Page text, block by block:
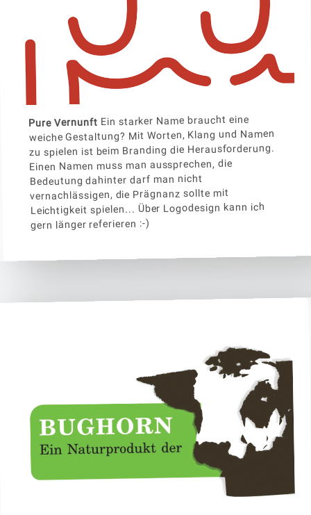
Pure Vernunft Ein starker Name braucht eine
weiche Gestaltung? Mit Worten, Klang und Namen
zu spielen ist beim Branding die Herausforderung.
Einen Namen muss man aussprechen, die
Bedeutung dahinter darf man nicht
vernachlässigen, die Prägnanz sollte mit
Leichtigkeit spielen... Über Logodesign kann ich
gern länger referieren :-)